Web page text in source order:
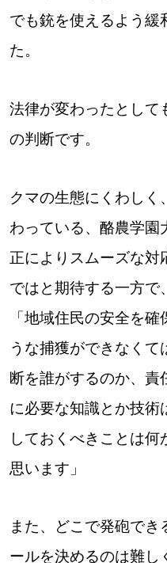
でも銃を使えるよう緩
た。
法律が変わったとして
の判断です。
クマの生態にくわし
わっている、酪農学園
正によりスムーズな対
ではと期待する一方で
「地域住民の安全を
うな捕獲ができなくて
断を誰がするのか、責
に必要な知識とか技術
しておくべきことは何
思います」
また、どこで発砲で
ールを決めるのは難し